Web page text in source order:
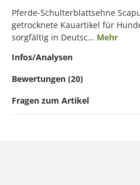
Pferde-Schulterblattsehne
getrocknete Kauartikel für
sorgfältig in Deutsc… Mehr
Infos/Analysen
Bewertungen (20)
Fragen zum Artikel